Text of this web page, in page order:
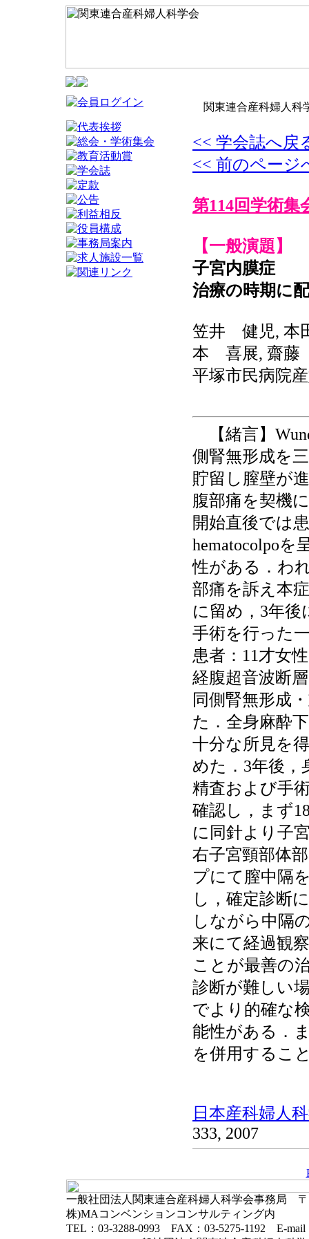
関東連合産科婦人科
<< 学会誌へ戻
<< 前のページ
第114回学術集
【一般演題】
子宮内膜症
治療の時期に
笠井 健児, 本
本 喜展, 齋
平塚市民病院
【緒言】
側腎無形成を
貯留し膣壁が
腹部痛を契機
開始直後では
hematocolpoを
性がある．わ
部痛を訴え本
に留め，3年
手術を行った
患者：11才女
経腹超音波断
同側腎無形成
た．全身麻酔
十分な所見を
めた．3年後，
精査および手
確認し，まず
に同針より子
右子宮頸部体
プにて膣中隔
し，確定診断
しながら中隔
来にて経過観
ことが最善の
診断が難しい
でより的確な
能性がある．
を併用するこ
日本産科婦人
333, 2007
一般社団法人関東連合産科婦人科学会事務局 〒
株)MAコンベンションコンサルティング内
TEL：03-3288-0993 FAX：03-5275-1192 E-mail